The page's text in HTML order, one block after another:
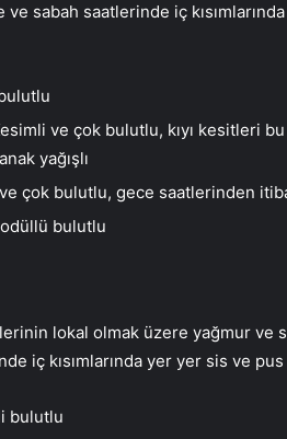
sabah saatlerinde iç
ve çok bulutlu, kıyı kesitleri
yağışlı
çok bulutlu, gece saatlerinden
bulutlu
lokal olmak üzere yağmur ve
iç kısımlarında yer yer sis ve
bulutlu